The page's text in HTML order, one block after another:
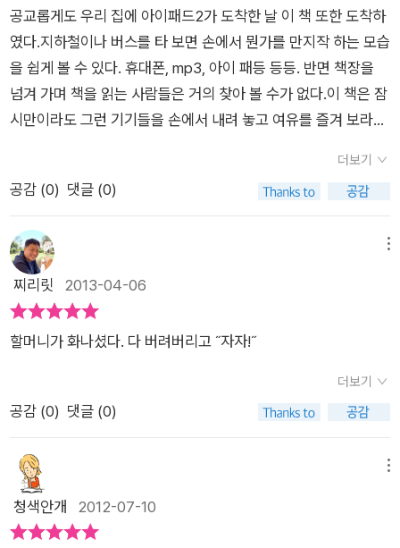
많은거다. 그부분은 아쉽네. 다른 것도 마찬가지로 걱정스럽긴
하지만.......할머니의 과감성과 아이들 역시 그렇게 버리고 편안
하게 잠든 건 좋은데 현실에선 그렇게 버리면 아마 또 못 참고 다
시 새 기기를 돈 들여 사야하니 그게 더 힘들 듯 하다. 그렇게 내
다버리고 부셔버린 기기들 가격이 대체 얼만지.. (아놔 결국 동화
짱이다. 글은 별로 없어도 많은 생각을 하게 되는 동화책이기도
했다. 뭔가 대책이 있고 창밖으로 버렸으면 더 현명한 할머니셨
을 텐데 말이지.
누가 있건, 대화를 하건말건 꼭 그러고 있어서 상대에 대한 기본
예의가 아닌데..내가 왜 이러지? 하는 생각이 들었답니다.이제는
되도록 신랑 앞에서는 안하려고 하구요. 아이 앞에서도 자제하려
고 하는데 그게 사실 좀 힘드네요. 그래도 예전에는 안 이랬던 걸
생각해보면 짧은 시간 동안 너무나 많은 변화에 길들여진것같아
서 무섭기까지 하더라구요. 그러다 이 동화를 만났답니다. 굿나잇
아이패드.아이패드를 사용하고 있지는 않지만, 책 제목서부터 스
랍기도 했어요.심지어 아이들 게임에는 앵그리버드라는 새 그림
이 떡 하니 나오기도 하지요. 앵그리버드가 왜 유명한지 몰랐는데
(그냥 마트 등에서 인형으로만 봤는데) 그게 게임이었나봐요. 책
에서도 게임에 등장하는 빨간 새가 나오더라구요. 엄마 아빠가 티
브이를 보지는 않지만 티브이보다 훨씬 오래 컴퓨터를 사용하니
에도 들어갈 일 있으면 들어가는 등, 아이 앞에서 각종 못할 짓을
하고 있는 것 같아요.) 아이도 스마트폰이나 컴퓨터로 보는 동영
상에 길들여지고 있답니다. 이왕에 보여줄 거면 좀 유익한 학습
동영상을 보여주고 싶은데, 영어나 한글 동영상을 보여주려고 하
면 재미없다면서 아이가 좋아하는 동요나 캐릭터 동영상을 틀어
달라고 조르지요. 요즘에 빠져있는건 레고랍니다. 보여주기는 보
공교롭게도 우리 집에 아이패드2가 도착한 날 이 책 또한 도착하
였다.지하철이나 버스를 타 보면 손에서 뭔가를 만지작 하는 모습
을 쉽게 볼 수 있다. 휴대폰, mp3, 아이 패등 등등. 반면 책장을
넘겨 가며 책을 읽는 사람들은 거의 찾아 볼 수가 없다.이 책은 잠
시만이라도 그런 기기들을 손에서 내려 놓고 여유를 즐겨 보라는
끔하였다.토끼 가족들의 모습을 살펴 보자.모두들 한 가지씩 손에
들고 거기에 심취하고 있다.우리 가족의 모습이기도 하다.TV리
다.가족들 중에서 유독 할머니 혼자 흔들의자에 앉아 걱정스러운
표정으로 가족들을 쳐다보고 계신다.할머니는 결심한 듯이 아이
패드를 빼앗는다.아이의 ' 안 돼애애애애' 하는 안타까운 외침이
모든 기기들을 한 곳에 모아이렇게 창밖으로 과감하게 내던진다.
다른 가족들은 망연자실하면서 집 밖으로 던져진 기기들을 바라
본다.이제야 기기들로부터 자유로워진 가족들은 조용히 잘 준비
요, 달님' 이란 책을 읽어주고, 듣는 무리도 생겨났다. 여담이지만
이 책은 '잘 자요, 달님' 을 패러디한 기분이 든다. 제목도 ' 굿나잇,
아이패드 ' 비슷하지 않는가!그림책은 모든 가족들이 행복하게 잠
을 자는 것으로 끝을 맺었다.하지만 난 좀 아쉬운 점이 있다.먼저
더보기
공감 (0) 댓글 (0)
찌리릿 2013-04-06
할머니가 화나셨다. 다 버려버리고 ˝자자!˝
더보기
공감 (0) 댓글 (0)
청색안개 2012-07-10